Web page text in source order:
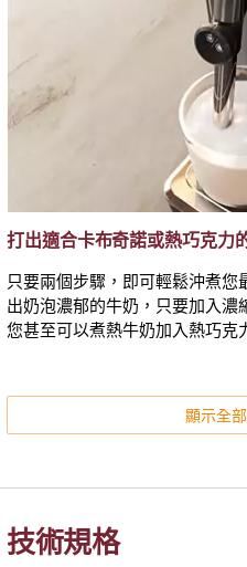
打出適合卡布奇諾或熱巧克力
只要兩個步驟，即可輕鬆沖煮
出奶泡濃郁的牛奶，只要加入濃
您甚至可以煮熱牛奶加入熱巧克
顯示全
技術規格